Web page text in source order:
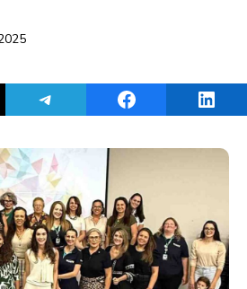
ThreadsShare on TelegramShare on Facebook